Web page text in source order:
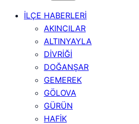
İLÇE HABERLERİ
AKINCILAR
ALTINYAYLA
DİVRİĞİ
DOĞANŞAR
GEMEREK
GÖLOVA
GÜRÜN
HAFİK